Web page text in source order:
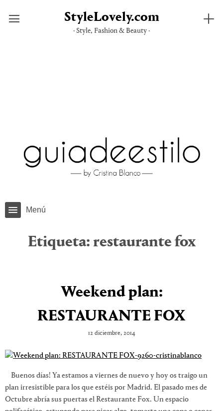
StyleLovely.com
· Style, Fashion & Beauty ·
Menú
Etiqueta: restaurante fox
Weekend plan:
RESTAURANTE FOX
12 diciembre, 2014
Buenos días! Ya estamos a viernes de nuevo y hoy os traigo un
plan irresistible para los que estéis por Madrid. El pasado mes de
Octubre abría sus puertas el Restaurante Fox. Un espacio